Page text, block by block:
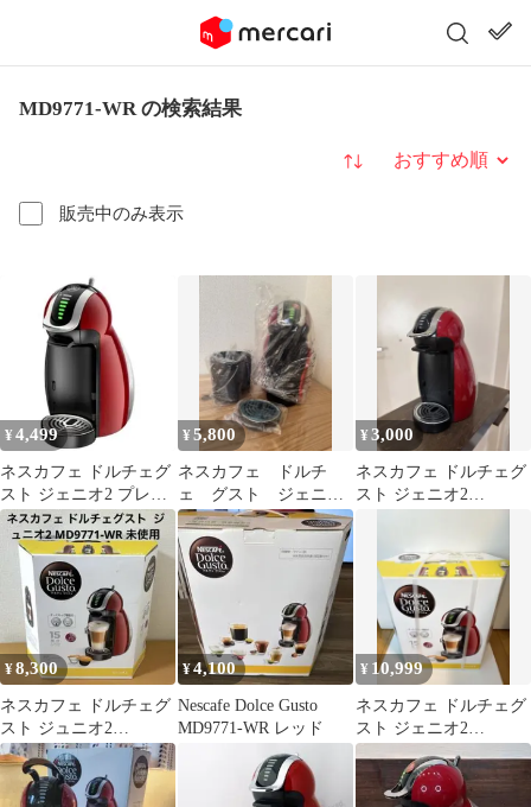
MD9771-WR の検索結果
販売中のみ表示
並び替え
¥ 4,499
ネスカフェ ドルチェグ
スト ジェニオ2 プレミ
アム MD9771-WR
¥5,800
ネスカフェ ドルチ
ェ グスト ジェニオ2
MD9771-WR
¥3,000
ネスカフェ ドルチェグ
スト ジェニオ2
¥8,300
ネスカフェ ドルチェグ
スト ジュニオ2
MD9771-WR 未使用品
¥4,100
Nescafe Dolce Gusto
MD9771-WR レッド
¥ 10,999
ネスカフェ ドルチェグ
スト ジェニオ2
MD9771